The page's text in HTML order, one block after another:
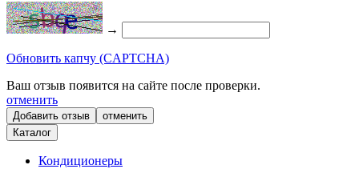
→
Обновить капчу (CAPTCHA)
Ваш отзыв появится на сайте после проверки.
отменить
отменить
Каталог
Кондиционеры